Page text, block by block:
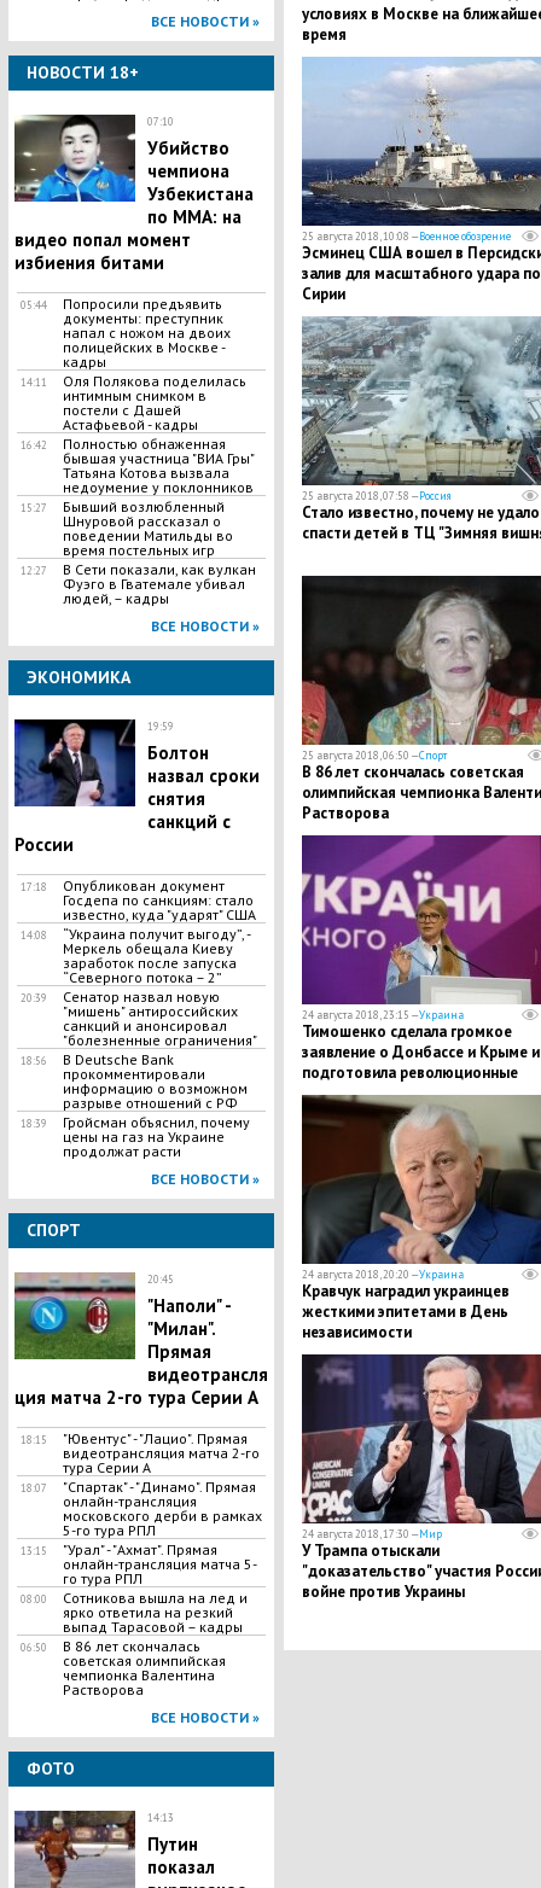
ВСЕ НОВОСТИ »
НОВОСТИ 18+
07:10
Убийство
чемпиона
Узбекистана
по MMA: на
видео попал момент
избиения битами
05:44
Попросили предъявить
документы: преступник
напал с ножом на двоих
полицейских в Москве -
кадры
14:11
Оля Полякова поделилась
интимным снимком в
постели с Дашей
Астафьевой - кадры
16:42
Полностью обнаженная
бывшая участница "ВИА Гры"
Татьяна Котова вызвала
недоумение у поклонников
15:27
Бывший возлюбленный
Шнуровой рассказал о
поведении Матильды во
время постельных игр
12:27
В Сети показали, как вулкан
Фуэго в Гватемале убивал
людей, – кадры
ВСЕ НОВОСТИ »
ЭКОНОМИКА
19:59
Болтон
назвал сроки
снятия
санкций с
России
17:18
Опубликован документ
Госдепа по санкциям: стало
известно, куда "ударят" США
14:08
“Украина получит выгоду”, -
Меркель обещала Киеву
заработок после запуска
“Северного потока – 2”
20:39
Сенатор назвал новую
"мишень" антироссийских
санкций и анонсировал
"болезненные ограничения"
18:56
В Deutsche Bank
прокомментировали
информацию о возможном
разрыве отношений с РФ
18:39
​Гройсман объяснил, почему
цены на газ на Украине
продолжат расти
ВСЕ НОВОСТИ »
СПОРТ
20:45
"Наполи" -
"Милан".
Прямая
видеотрансля
ция матча 2-го тура Серии А
18:15
"Ювентус" - "Лацио". Прямая
видеотрансляция матча 2-го
тура Серии А
18:07
"Спартак" - "Динамо". Прямая
онлайн-трансляция
московского дерби в рамках
5-го тура РПЛ
13:15
"Урал" - "Ахмат". Прямая
онлайн-трансляция матча 5-
го тура РПЛ
08:00
Сотникова вышла на лед и
ярко ответила на резкий
выпад Тарасовой – кадры
06:50
В 86 лет скончалась
советская олимпийская
чемпионка Валентина
Растворова
ВСЕ НОВОСТИ »
ФОТО
14:13
Путин
показал
условиях в Москве на
время
25 августа 2018, 10:08 —Военное обозрение
Эсминец США вошел в
залив для масштабного удара по
Сирии
25 августа 2018, 07:58 —Россия
​Стало известно, почему не
спасти детей в ТЦ "Зимняя
25 августа 2018, 06:50 —Спорт
В 86 лет скончалась советская
олимпийская чемпионка
Растворова
24 августа 2018, 23:15 —Украина
Тимошенко сделала громкое
заявление о Донбассе и Крыме и
подготовила революционные
изменения в конституцию
24 августа 2018, 20:20 —Украина
Кравчук наградил украинцев
жесткими эпитетами в День
независимости
24 августа 2018, 17:30 —Мир
У Трампа отыскали
"доказательство" участия
войне против Украины